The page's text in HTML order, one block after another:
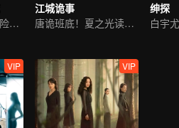
靳东陈乔恩开启探险之旅
江城诡事
唐诡班底！夏之光读心识凶
绅探
VIP VIP